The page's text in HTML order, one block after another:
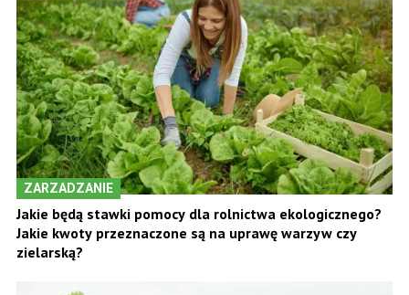
ZARZADZANIE
Jakie będą stawki pomocy dla rolnictwa ekologicznego?
Jakie kwoty przeznaczone są na uprawę warzyw czy
zielarską?